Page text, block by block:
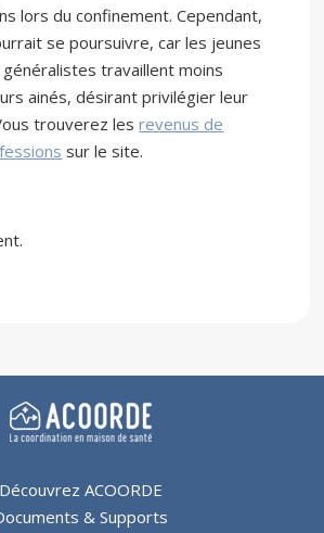
lors du confinement. Cependant,
se poursuivre, car les jeunes
travaillent moins
ainés, désirant privilégier leur
trouverez lesrevenus de
sur le site.
Découvrez ACOORDE
& Supports